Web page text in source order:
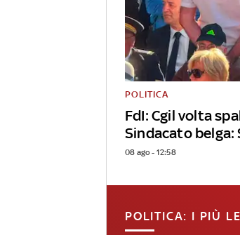
FdI: Cgil volta
Sindacato
POLITICA
08 ago - 12:58
POLITICA: I PIÙ